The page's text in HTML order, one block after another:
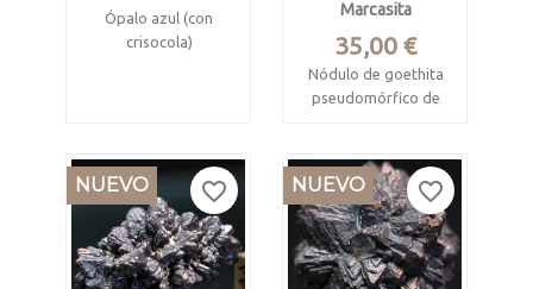
Ópalo azul (con
crisocola)
Marcasita
Precio
35,00 €
Nódulo de goethita
pseudomórfico de
White Desert,
Farafra Oasis, New
Valley Governorate,
Egipto
Mide 4.5 x 2.5 x 2.5
NUEVO favorite_border NUEVO favorite_border